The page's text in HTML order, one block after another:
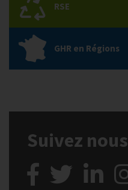
RSE
GHR en Régions
Suivez nous